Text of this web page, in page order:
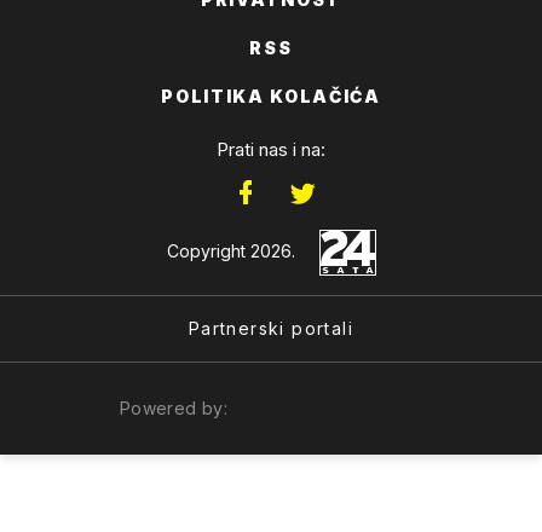
RSS
POLITIKA KOLAČIĆA
Prati nas i na:
Copyright 2026.
Partnerski portali
Powered by: